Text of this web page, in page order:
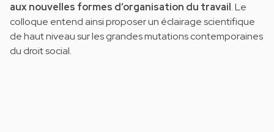
aux nouvelles formes d’organisation du travail. Le
colloque entend ainsi proposer un éclairage scientifique
de haut niveau sur les grandes mutations contemporaines
du droit social.